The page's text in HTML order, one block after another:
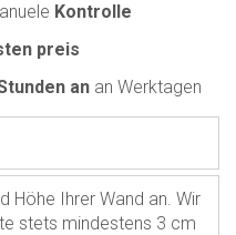
Kontrolle
preis
an an Werktagen
Höhe Ihrer Wand an. Wir
stets mindestens 3 cm